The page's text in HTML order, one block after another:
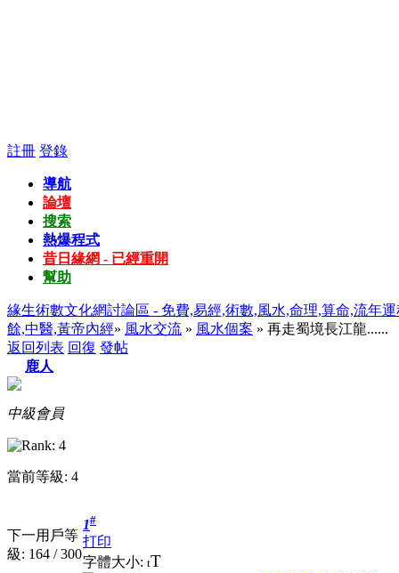
註冊 登錄
導航
論壇
搜索
熱爆程式
昔日緣網 - 已經重開
幫助
緣生術數文化網討論區 - 免費,易經,術數,風水,命理,算命,流年
餘,中醫,黃帝內經» 風水交流 » 風水個案 » 再走蜀境長江龍......
返回列表 回復 發帖
鹿人
中級會員
當前等級: 4
下一用戶等
級: 164 / 300
1#
打印
字體大小: tT